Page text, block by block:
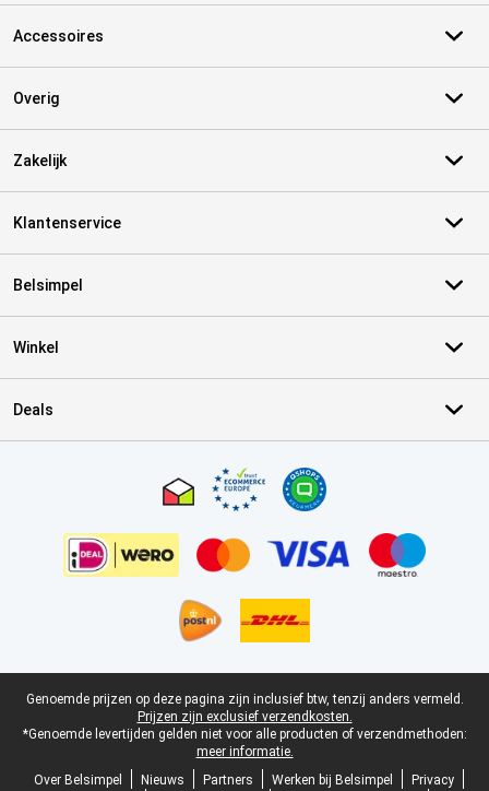
Accessoires
Overig
Zakelijk
Klantenservice
Belsimpel
Winkel
Deals
Juridische voettekst
Genoemde prijzen op deze pagina zijn inclusief btw, tenzij anders vermeld.
Prijzen zijn exclusief verzendkosten.
*Genoemde levertijden gelden niet voor alle producten of verzendmethoden:
meer informatie.
Over Belsimpel
Nieuws Partners Werken bij Belsimpel
Privacy